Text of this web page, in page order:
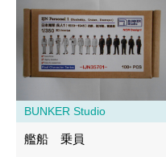
BUNKER Studio
艦船 乗員